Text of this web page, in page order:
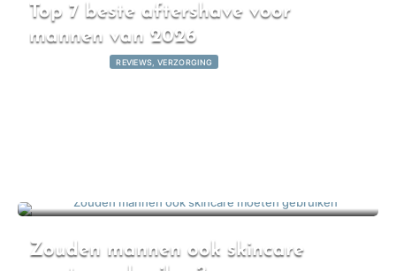
Top 7 beste aftershave voor
mannen van 2026
REVIEWS, VERZORGING
Zouden mannen ook skincare